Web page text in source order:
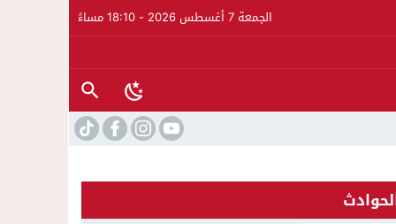
الجمعة 7 أغسطس 2026 - 18:10 مساءً